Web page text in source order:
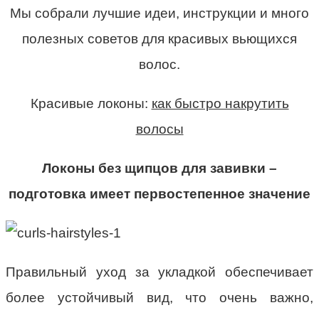
Мы собрали лучшие идеи, инструкции и много
полезных советов для красивых вьющихся
волос.
Красивые локоны: как быстро накрутить
волосы
Локоны без щипцов для завивки –
подготовка имеет первостепенное значение
Правильный уход за укладкой обеспечивает
более устойчивый вид, что очень важно,